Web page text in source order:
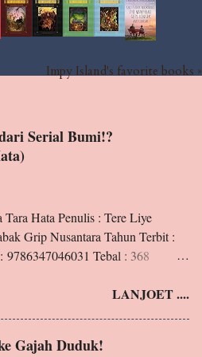
Impy Island's favorite books »
Serial Bumi!?
Tara Hata Penulis : Tere Liye
Grip Nusantara Tahun Terbit :
9786347046031 Tebal : 368
Padang Perdu Klan Matahari?
sangat menyayangi anaknya.
LANJOET ....
Gajah Duduk!